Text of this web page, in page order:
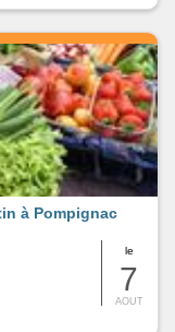
le
7
AOUT
à Pompignac